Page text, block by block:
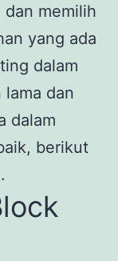
memilih
yang ada
dalam
dan
dalam
berikut